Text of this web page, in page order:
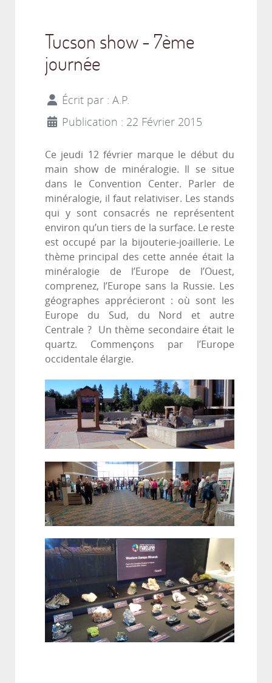
Tucson show - 7ème
journée
Écrit par : A.P.
Publication : 22 Février 2015
Ce jeudi 12 février marque le début du
main show de minéralogie. Il se situe
dans le Convention Center. Parler de
minéralogie, il faut relativiser. Les stands
qui y sont consacrés ne représentent
environ qu’un tiers de la surface. Le reste
est occupé par la bijouterie-joaillerie. Le
thème principal des cette année était la
minéralogie de l’Europe de l’Ouest,
comprenez, l’Europe sans la Russie. Les
géographes apprécieront : où sont les
Europe du Sud, du Nord et autre
Centrale ? Un thème secondaire était le
quartz. Commençons par l’Europe
occidentale élargie.